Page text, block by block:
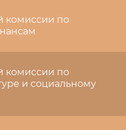
комиссии по
комиссии по
и социальному